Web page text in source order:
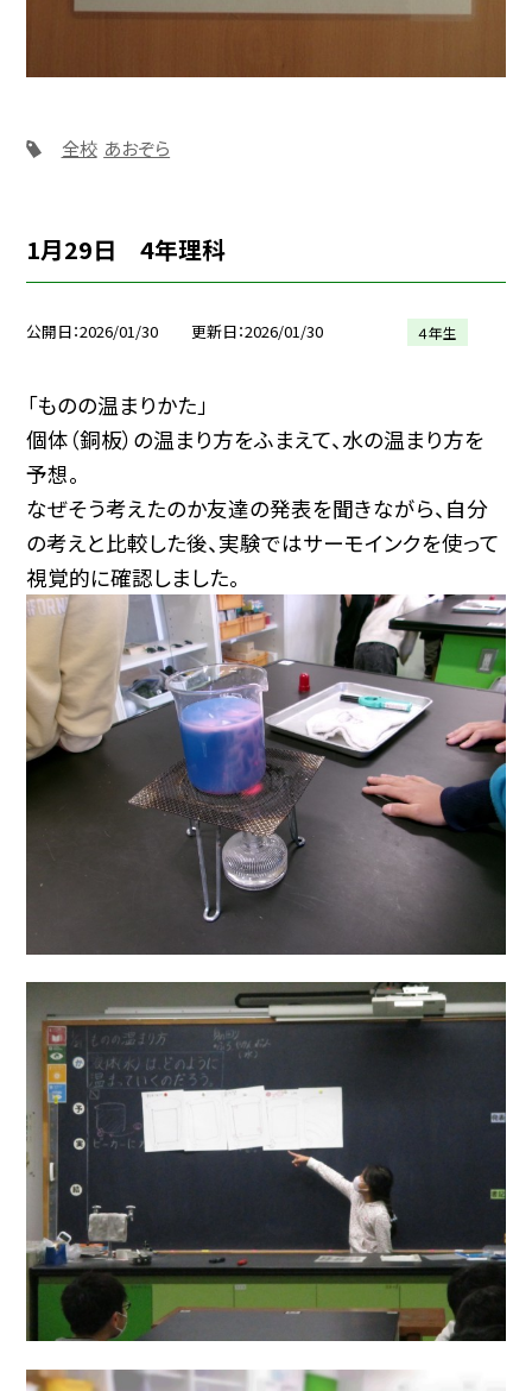
全校 あおぞら
1月29日 4年理科
公開日 2026/01/30 更新日 2026/01/30 ４年生
「ものの温まりかた」
個体（銅板）の温まり方をふまえて、水の温まり方を
予想。
なぜそう考えたのか友達の発表を聞きながら、自分
の考えと比較した後、実験ではサーモインクを使って
視覚的に確認しました。